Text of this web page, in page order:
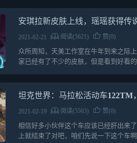
安琪拉新皮肤上线，瑶瑶获得传
2021-02-21 阅读(5621) 赞(0)
众所周知，天美工作室在牛年到来之际
家已经有了不少的皮肤，但是看到好看
坦克世界：马拉松活动车122TM
2021-02-19 阅读(5503) 赞(0)
相信好多小伙伴这个车应该已经肝出来
上就结束了对吧，咱们先说一下这个车